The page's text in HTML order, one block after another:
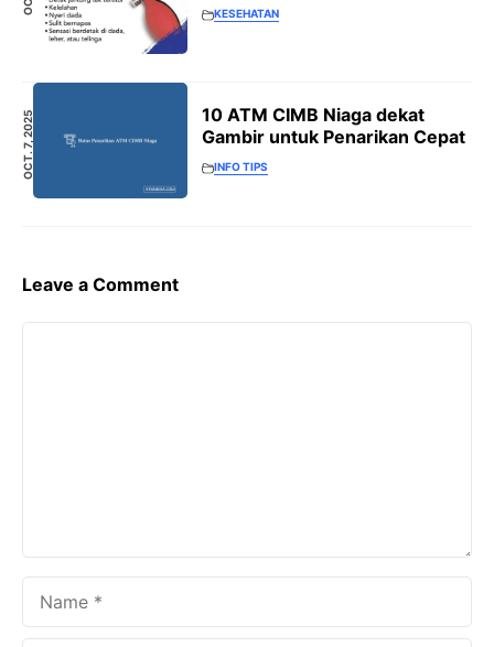
KESEHATAN
OCT. 7, 2025
10 ATM CIMB Niaga dekat
Gambir untuk Penarikan Cepat
INFO TIPS
Leave a Comment